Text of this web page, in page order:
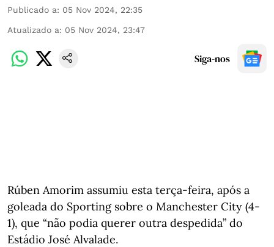
Publicado a: 05 Nov 2024, 22:35
Atualizado a: 05 Nov 2024, 23:47
Siga-nos
Rúben Amorim assumiu esta terça-feira, após a
goleada do Sporting sobre o Manchester City (4-
1), que “não podia querer outra despedida” do
Estádio José Alvalade.